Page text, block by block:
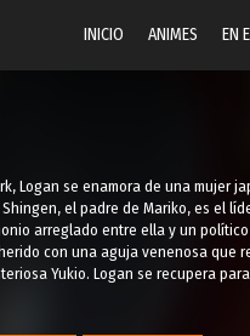
INICIO ANIMES EN
Logan se enamora de una mujer
el padre de Mariko, es el
arreglado entre ella y un
con una aguja venenosa que
Yukio. Logan se recupera